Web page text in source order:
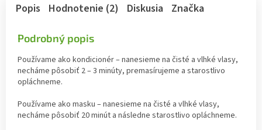
Popis Hodnotenie (2) Diskusia Značka
Podrobný popis
Používame ako kondicionér – nanesieme na čisté a vlhké vlasy,
necháme pôsobiť 2 – 3 minúty, premasírujeme a starostlivo
opláchneme.
Používame ako masku – nanesieme na čisté a vlhké vlasy,
necháme pôsobiť 20 minút a následne starostlivo opláchneme.